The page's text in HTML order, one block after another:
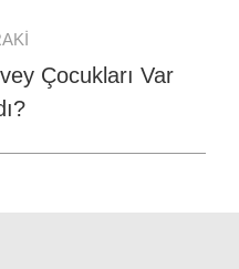
Çocukları Var